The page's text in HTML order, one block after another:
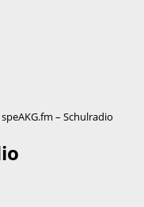
speAKG.fm – Schulradio